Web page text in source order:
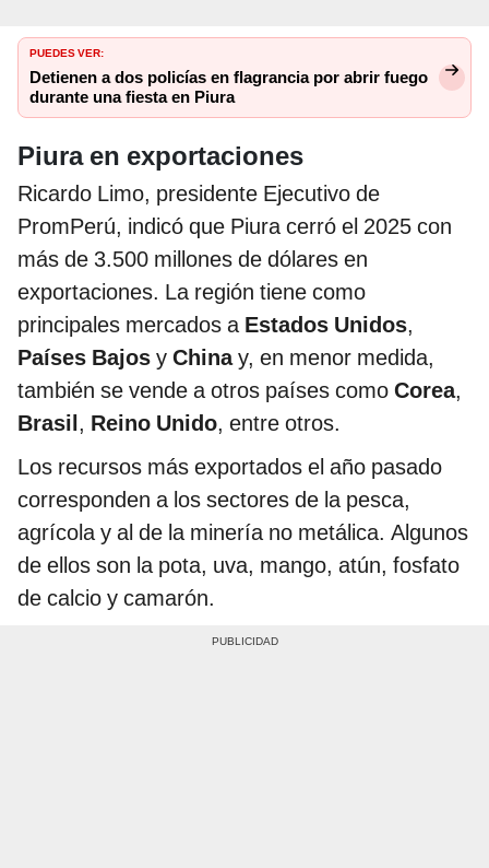
PUEDES VER:
Detienen a dos policías en flagrancia por abrir fuego
durante una fiesta en Piura
Piura en exportaciones
Ricardo Limo, presidente Ejecutivo de
PromPerú, indicó que Piura cerró el 2025 con
más de 3.500 millones de dólares en
exportaciones. La región tiene como
principales mercados a Estados Unidos,
Países Bajos y Chinay, en menor medida,
también se vende a otros países como Corea,
Brasil, Reino Unido, entre otros.
Los recursos más exportados el año pasado
corresponden a los sectores de la pesca,
agrícola y al de la minería no metálica. Algunos
de ellos son la pota, uva, mango, atún, fosfato
de calcio y camarón.